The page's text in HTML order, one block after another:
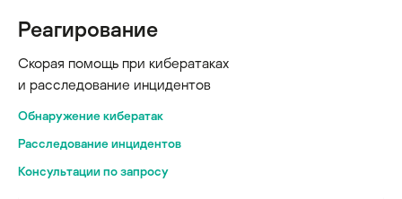
Реагирование
Скорая помощь при кибератаках
и расследование инцидентов
Обнаружение кибератак
Расследование инцидентов
Консультации по запросу